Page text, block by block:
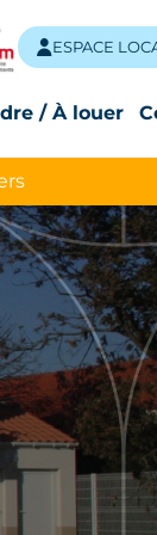
ESPACE
/ À louer